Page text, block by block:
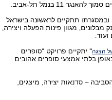
ובמסגרתו תתקיים לראשונה בישראל
מבלונים, מגוון פינות הפעלה ויצירה,
הצגה" יתקיים פרויקט "סופרים
בלתי אמצעי סופרים אהובים
– סדנאות יצירה, מיצגים,